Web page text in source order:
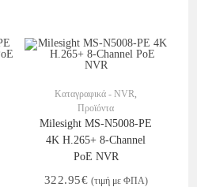
Καταγραφικά - NVR
Προϊόντα
Milesight MS-N5008-PE
4K H.265+ 8-Channel
PoE NVR
322.95€ (τιμή με ΦΠΑ)